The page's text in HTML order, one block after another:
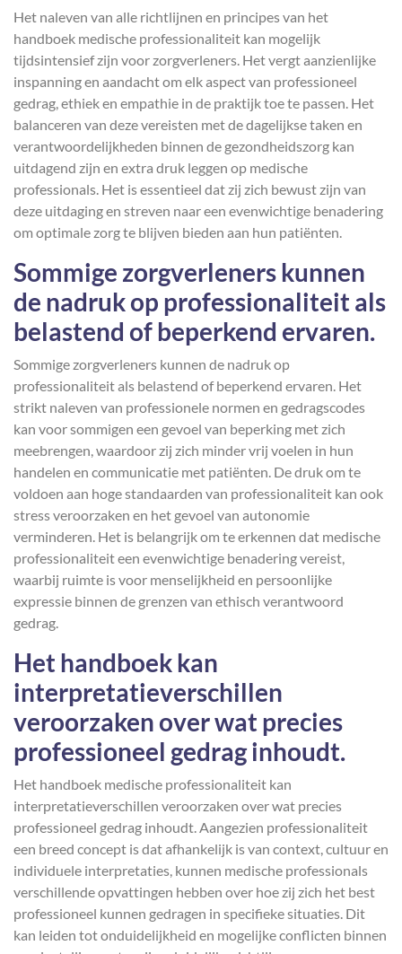
Het naleven van alle richtlijnen en principes van het
handboek medische professionaliteit kan mogelijk
tijdsintensief zijn voor zorgverleners. Het vergt aanzienlijke
inspanning en aandacht om elk aspect van professioneel
gedrag, ethiek en empathie in de praktijk toe te passen. Het
balanceren van deze vereisten met de dagelijkse taken en
verantwoordelijkheden binnen de gezondheidszorg kan
uitdagend zijn en extra druk leggen op medische
professionals. Het is essentieel dat zij zich bewust zijn van
deze uitdaging en streven naar een evenwichtige benadering
om optimale zorg te blijven bieden aan hun patiënten.
Sommige zorgverleners kunnen
de nadruk op professionaliteit als
belastend of beperkend ervaren.
Sommige zorgverleners kunnen de nadruk op
professionaliteit als belastend of beperkend ervaren. Het
strikt naleven van professionele normen en gedragscodes
kan voor sommigen een gevoel van beperking met zich
meebrengen, waardoor zij zich minder vrij voelen in hun
handelen en communicatie met patiënten. De druk om te
voldoen aan hoge standaarden van professionaliteit kan ook
stress veroorzaken en het gevoel van autonomie
verminderen. Het is belangrijk om te erkennen dat medische
professionaliteit een evenwichtige benadering vereist,
waarbij ruimte is voor menselijkheid en persoonlijke
expressie binnen de grenzen van ethisch verantwoord
gedrag.
Het handboek kan
interpretatieverschillen
veroorzaken over wat precies
professioneel gedrag inhoudt.
Het handboek medische professionaliteit kan
interpretatieverschillen veroorzaken over wat precies
professioneel gedrag inhoudt. Aangezien professionaliteit
een breed concept is dat afhankelijk is van context, cultuur en
individuele interpretaties, kunnen medische professionals
verschillende opvattingen hebben over hoe zij zich het best
professioneel kunnen gedragen in specifieke situaties. Dit
kan leiden tot onduidelijkheid en mogelijke conflicten binnen